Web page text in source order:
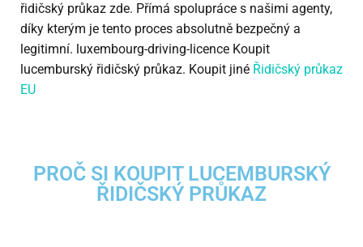
řidičský průkaz zde. Přímá spolupráce s našimi agenty,
díky kterým je tento proces absolutně bezpečný a
legitimní. luxembourg-driving-licence Koupit
lucemburský řidičský průkaz. Koupit jiné Řidičský průkaz
EU
PROČ SI KOUPIT LUCEMBURSKÝ
ŘIDIČSKÝ PRŮKAZ